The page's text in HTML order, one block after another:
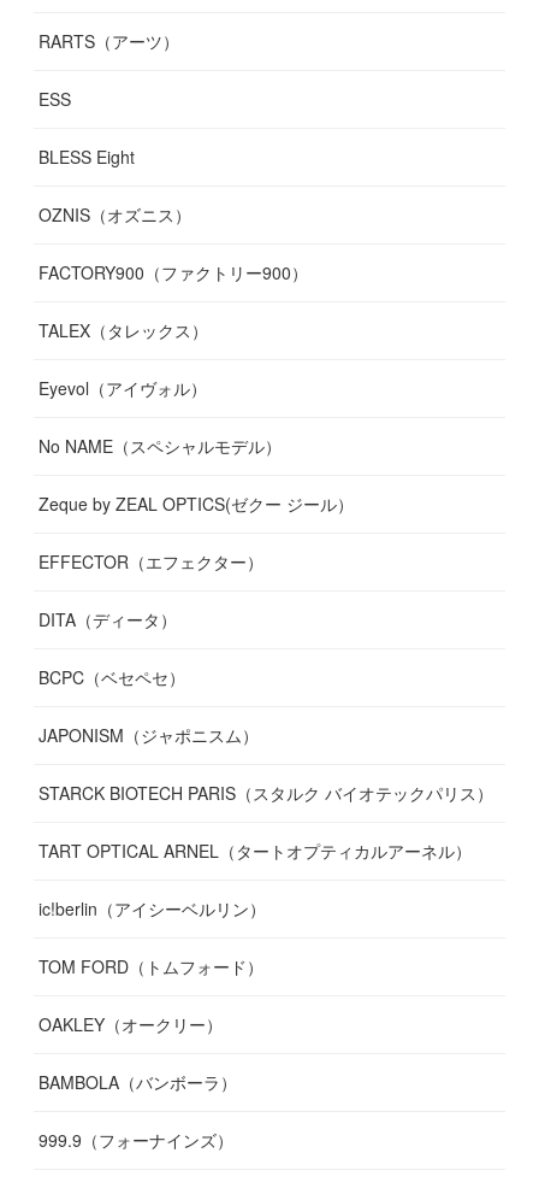
RARTS（アーツ）
ESS
BLESS Eight
OZNIS（オズニス）
FACTORY900（ファクトリー900）
TALEX（タレックス）
Eyevol（アイヴォル）
No NAME（スペシャルモデル）
Zeque by ZEAL OPTICS(ゼクー ジール）
EFFECTOR（エフェクター）
DITA（ディータ）
BCPC（ベセペセ）
JAPONISM（ジャポニスム）
STARCK BIOTECH PARIS（スタルク バイオテックパリス）
TART OPTICAL ARNEL（タートオプティカルアーネル）
ic!berlin（アイシーベルリン）
TOM FORD（トムフォード）
OAKLEY（オークリー）
BAMBOLA（バンボーラ）
999.9（フォーナインズ）